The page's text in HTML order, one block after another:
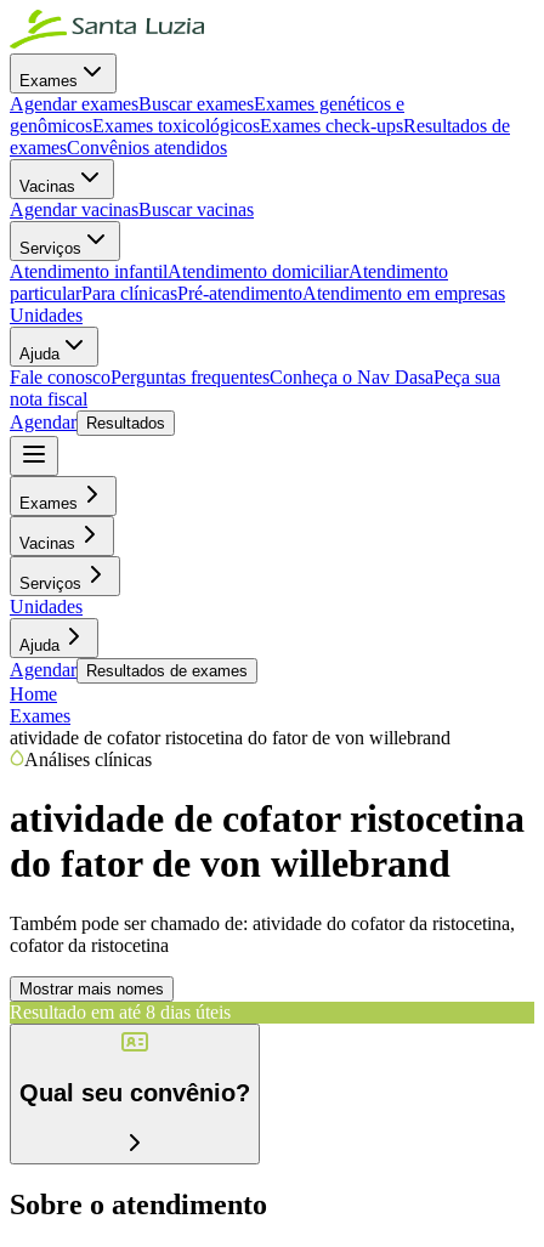
Exames
Agendar examesBuscar examesExames genéticos e
genômicosExames toxicológicosExames check-upsResultados de
examesConvênios atendidos
Vacinas
Agendar vacinasBuscar vacinas
Serviços
Atendimento infantilAtendimento domiciliarAtendimento
particularPara clínicasPré-atendimentoAtendimento em empresas
Unidades
Ajuda
Fale conoscoPerguntas frequentesConheça o Nav DasaPeça sua
nota fiscal
Agendar
Resultados
Exames
Vacinas
Serviços
Unidades
Ajuda
Agendar Resultados de exames
Home
Exames
atividade de cofator ristocetina do fator de von willebrand
Análises clínicas
atividade de cofator ristocetina
do fator de von willebrand
Também pode ser chamado de: atividade do cofator da ristocetina,
cofator da ristocetina
Mostrar mais nomes
Resultado em até 8 dias úteis
Qual seu convênio?
Sobre o atendimento